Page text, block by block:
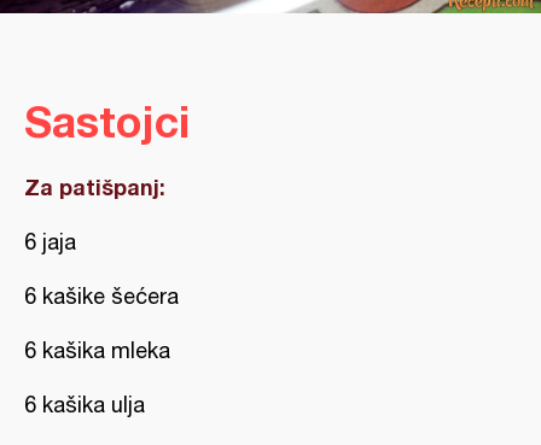
Sastojci
Za patišpanj:
6 jaja
6 kašike šećera
6 kašika mleka
6 kašika ulja